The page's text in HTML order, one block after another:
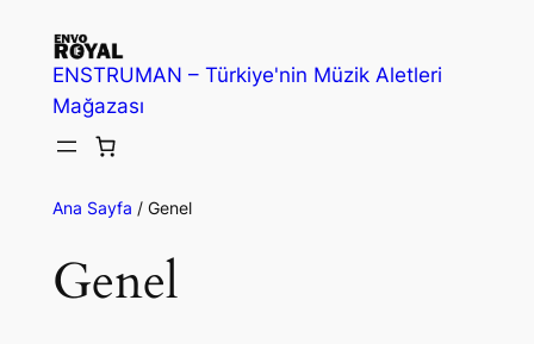
ENSTRUMAN – Türkiye'nin Müzik Aletleri
Mağazası
Ana Sayfa / Genel
Genel